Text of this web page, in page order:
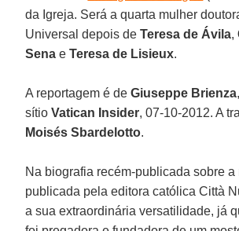
da Igreja. Será a quarta mulher
Universal depois deTeresa de Ávila,
SenaeTeresa de Lisieux.
A reportagem é deGiuseppe Brienza
sítioVatican Insider, 07-10-2012. A
Moisés Sbardelotto.
Na biografia recém-publicada sobre a
publicada pela editora católica Città
a sua extraordinária versatilidade, já